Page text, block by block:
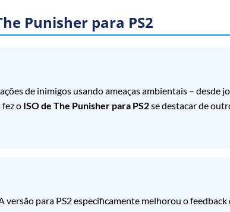
Punisher para PS2
de inimigos usando ameaças ambientais – desde
o ISO de The Punisher para PS2se destacar de
para PS2 especificamente melhorou o feedback